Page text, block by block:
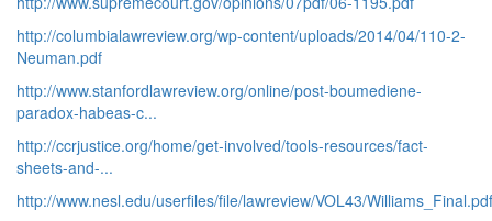
http://columbialawreview.org/wp-content/uploads/2014/04/110-2-
Neuman.pdf
http://www.stanfordlawreview.org/online/post-boumediene-
paradox-habeas-c...
http://ccrjustice.org/home/get-involved/tools-resources/fact-
sheets-and-...
http://www.nesl.edu/userfiles/file/lawreview/VOL43/Williams_Final.pdf